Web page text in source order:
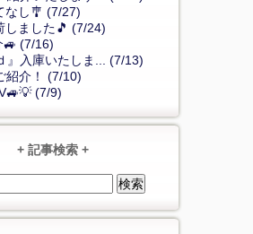
なし🎐 (7/27)
しました🎵 (7/24)
🚙 (7/16)
』入庫いたしま... (7/13)
紹介！ (7/10)
(7/9)
+ 記事検索 +